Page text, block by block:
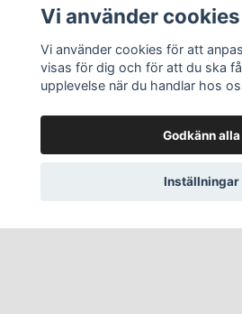
Kontakt
Sociala medier
Vi använder cookies
Vi använder cookies för att
visas för dig och för att du ska
upplevelse när du handlar hos
Godkänn alla
Inställningar